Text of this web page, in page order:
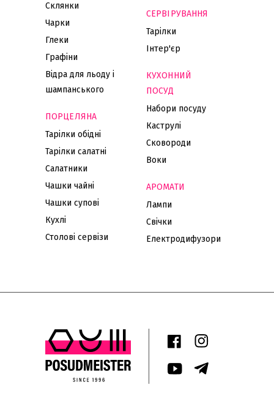
Склянки
Чарки
Глеки
Графіни
Відра для льоду і
шампанського
ПОРЦЕЛЯНА
Тарілки обідні
Тарілки салатні
Салатники
Чашки чайні
Чашки супові
Кухлі
Столові сервізи
СЕРВІРУВАННЯ
Тарілки
Інтер'єр
КУХОННИЙ
ПОСУД
Набори посуду
Каструлі
Сковороди
Воки
АРОМАТИ
Лампи
Свічки
Електродифузори